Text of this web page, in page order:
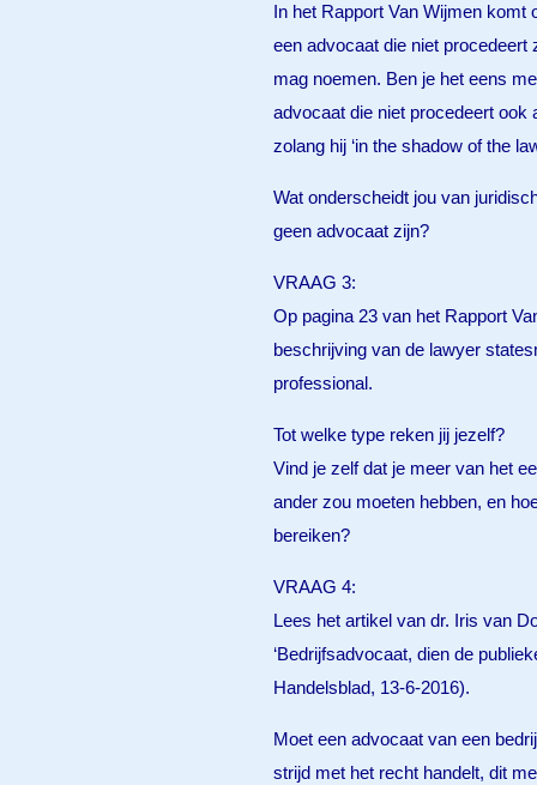
In het Rapport Van Wijmen komt
een advocaat die niet procedeert
mag noemen. Ben je het eens
advocaat die niet procedeert ook
zolang hij ‘in the shadow of the
Wat onderscheidt jou van
geen advocaat zijn?
VRAAG 3:
Op pagina 23 van het Rapport
beschrijving van de lawyer
professional.
Tot welke type reken jij jezelf?
Vind je zelf dat je meer van het
ander zou moeten hebben, en
bereiken?
VRAAG 4:
Lees het artikel van dr. Iris van
‘Bedrijfsadvocaat, dien de
Handelsblad, 13-6-2016).
Moet een advocaat van een
strijd met het recht handelt, dit